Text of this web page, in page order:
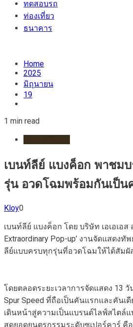
ทดสอบรถ
ท่องเที่ยว
ธนาคาร
Home
2025
มิถุนายน
19
1 min read
เบนท์ลีย์ แบงค็อก พาชม
รุ่น อวดโฉมพร้อมกันเป็น
Kloy0
เบนท์ลีย์ แบงค็อก โดย บริษัท เอเอเอ
Extraordinary Pop-up’ งานจัดแสดง
ลีย์แบบครบทุกรุ่นที่อวดโฉมให้ได้สัมผั
โดยตลอดระยะเวลาการจัดแสดง 13
Spur Speed ที่ถือเป็นคันแรกและคัน
เดินหน้าสู่ความเป็นแบรนด์ไลฟ์สไตล์
สุดยอดยนตรกรรมระดับซูเปอร์คาร์ คื